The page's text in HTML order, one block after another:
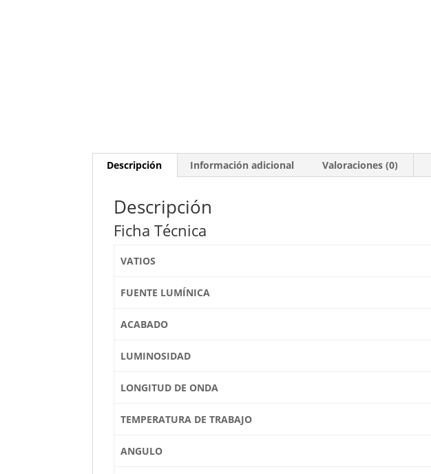
Descripción Información adicional Valoraciones (0)
Descripción
Ficha Técnica
VATIOS
FUENTE LUMÍNICA
ACABADO
LUMINOSIDAD
LONGITUD DE ONDA
TEMPERATURA DE TRABAJO
ANGULO